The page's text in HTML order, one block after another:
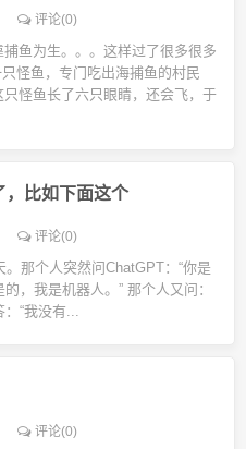
评论(0)
鱼为生。。。这样过了很多很多
怪鱼，专门吃出海捕鱼的村民
怪鱼长了六只眼睛，还会飞，于
比如下面这个
评论(0)
那个人突然问ChatGPT：“你是
，我是机器人。” 那个人又问：
：“我没有...
评论(0)